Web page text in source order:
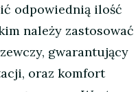
odpowiednią ilość
należy zastosować
gwarantujący
oraz komfort